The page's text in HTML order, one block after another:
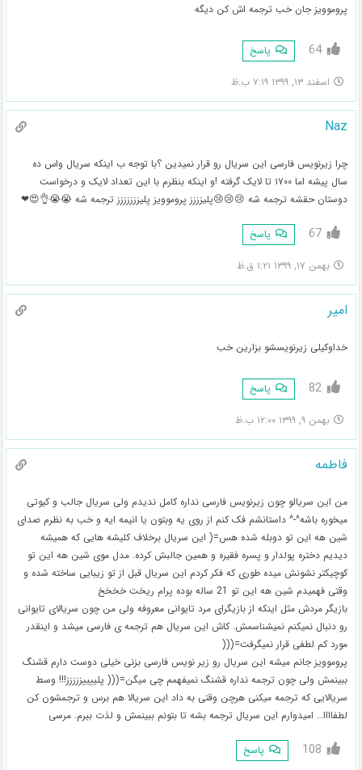
پروموویز جان خب ترجمه اش کن دیگه
64 پاسخ
اسفند ۱۳, ۱۳۹۹ ۷:۱۹ ب.ظ
Naz
چرا زیرنویس فارسی این سریال رو قرار نمیدین ؟با توجه ب اینکه سریال واس ده
سال پیشه اما ۱۷۰۰ تا لایک گرفته !و اینکه بنظرم با این تعداد لایک و درخواست
دوستان حقشه ترجمه شه 😢😢😢پلیزززز پروموویز پلیززززززز ترجمه شه 😭😭👌😍❤
67 پاسخ
بهمن ۱۷, ۱۳۹۹ ۱:۲۱ ق.ظ
امیر
خداوکیلی زیرنویسشو بزارین خب
82 پاسخ
بهمن ۹, ۱۳۹۹ ۱۲:۰۰ ب.ظ
فاطمه
من این سریالو چون زیرنویس فارسی نداره کامل ندیدم ولی سریال جالب و کیوتی
میخوره باشه^-^ داستانشم فک کنم از روی یه وبتون یا انیمه ایه و خب به نظرم صدای
شین هه این تو دوبله شده هس=( این سریال برخلاف کلیشه هایی که همیشه
دیدیم دختره پولدار و پسره فقیره و همین جالبش کرده. مدل موی شین هه این تو
کوچیکتر نشونش میده طوری که فکر کردم این سریال قبل از تو زیبایی ساخته شده و
وقتی فهمیدم شین هه این تو 21 ساله بوده پرام ریخت خخخخ
بازیگر مردش مثل اینکه از بازیگرای مرد تایوانی معروفه ولی من چون سریالای تایوانی
رو دنبال نمیکنم نمیشناسمش. کاش این سریال هم ترجمه ی فارسی میشد و اینقدر
مورد کم لطفی قرار نمیگرفت=(((
پروموویز جانم میشه این سریال رو زیر نویس فارسی بزنی خیلی دوست دارم قشنگ
ببینمش ولی چون ترجمه نداره قشنگ نمیفهمم چی میگن=((( پلییییززززز!!! وسط
سریالایی که ترجمه میکنی هرچن وقتی به داد این سریالا هم برس و ترجمشون کن
لطفاااا… امیدوارم این سریال ترجمه بشه تا بتونم ببینمش و لذت ببرم. مرسی
108 پاسخ